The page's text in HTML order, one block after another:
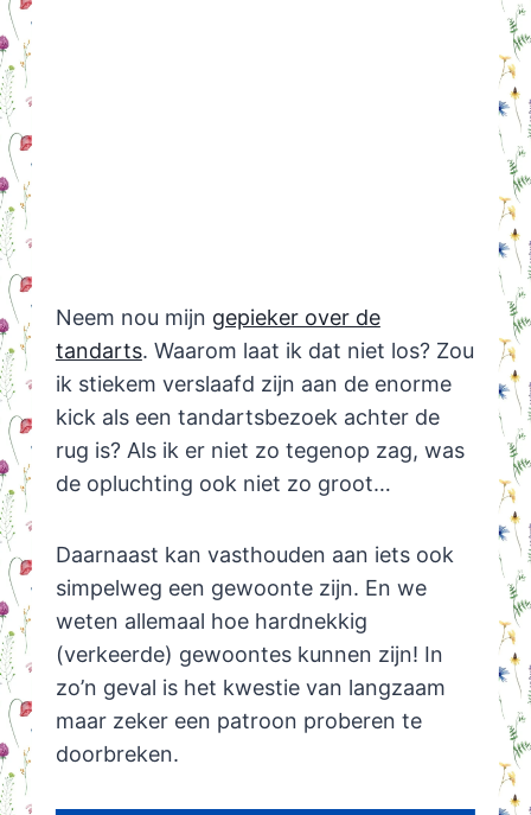
Neem nou mijn gepieker over de
tandarts. Waarom laat ik dat niet los? Zou
ik stiekem verslaafd zijn aan de enorme
kick als een tandartsbezoek achter de
rug is? Als ik er niet zo tegenop zag, was
de opluchting ook niet zo groot…
Daarnaast kan vasthouden aan iets ook
simpelweg een gewoonte zijn. En we
weten allemaal hoe hardnekkig
(verkeerde) gewoontes kunnen zijn! In
zo’n geval is het kwestie van langzaam
maar zeker een patroon proberen te
doorbreken.